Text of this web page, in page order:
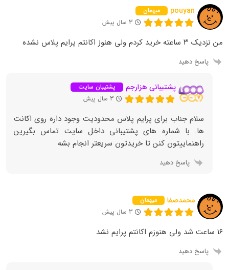
pouyan
میهمان
3 سال پیش
من نزدیک ۳ ساعته خرید کردم ولی هنوز اکانتم پرایم پلاس نشده
پاسخ دهید
پشتیبانی هزارجم
پشتیبان سایت
3 سال پیش
سلام جناب برای پرایم پلاس محدودیت وجود داره روی اکانت
ها. با شماره های پشتیبانی داخل سایت تماس بگیرین
راهنماییتون کنن تا خریدتون سریعتر انجام بشه
پاسخ دهید
محمدصفا
میهمان
3 سال پیش
۱۶ ساعت شد ولی هنوزم اکانتم پرایم نشد
پاسخ دهید